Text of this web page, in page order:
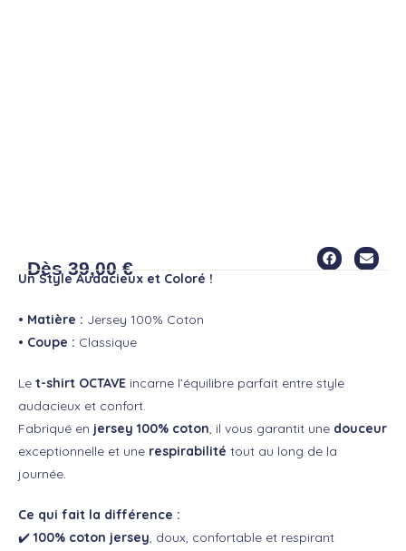
Dès39,00€
Un Style Audacieux et Coloré !
• Matière : Jersey 100% Coton
• Coupe : Classique
Le t-shirt OCTAVE incarne l’équilibre parfait entre style
audacieux et confort.
Fabriqué en jersey 100% coton, il vous garantit une douceur
exceptionnelle et une respirabilité tout au long de la
journée.
Ce qui fait la différence :
✔️ 100% coton jersey, doux, confortable et respirant